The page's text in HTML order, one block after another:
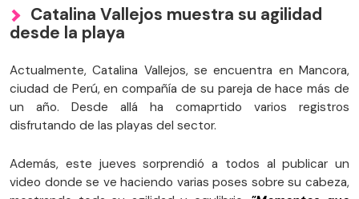
Catalina Vallejos muestra su agilidad
desde la playa
Actualmente, Catalina Vallejos, se encuentra en Mancora,
ciudad de Perú, en compañía de su pareja de hace más de
un año. Desde allá ha comaprtido varios registros
disfrutando de las playas del sector.
Además, este jueves sorprendió a todos al publicar un
video donde se ve haciendo varias poses sobre su cabeza,